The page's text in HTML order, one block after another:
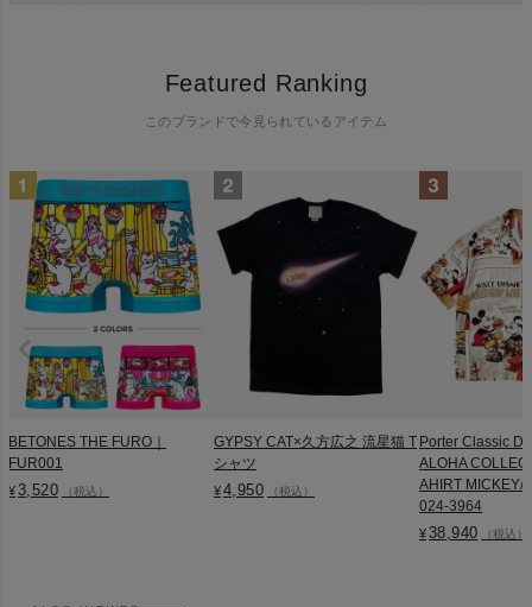
Featured Ranking
このブランドで今見られているアイテム
BETONES THE FURO｜
FUR001
¥ 3,520 （税込）
GYPSY CAT×久方広之 流星猫 T
シャツ
¥4,950 （税込）
Porter Classic
ALOHA
AHIRT MICKEY/
024-3964
¥ 38,940 （税込）